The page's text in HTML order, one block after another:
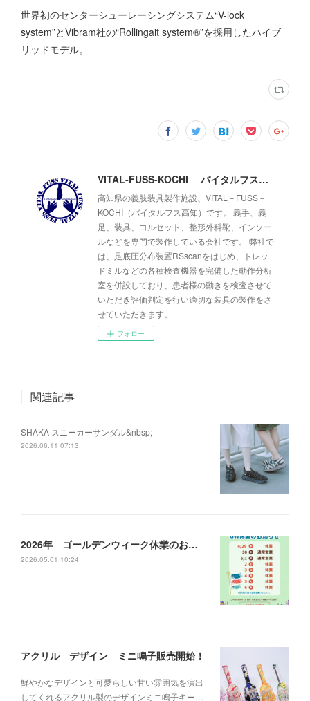
世界初のセンターシューレーシングシステム“V-lock
system”とVibram社の“Rollingait system®”を採用したハイブ
リッドモデル。
VITAL-FUSS-KOCHI バイタルフス高知
高知県の義肢装具製作施設、VITAL－FUSS－
KOCHI（バイタルフス高知）です。 義手、義
足、装具、コルセット、整形外科靴、インソー
ルなどを専門で製作している会社です。 弊社で
は、足底圧分布装置RSscanをはじめ、トレッ
ドミルなどの各種検査機器を完備した動作分析
室を併設しており、患者様の動きを検査させて
いただき評価判定を行い適切な装具の製作をさ
せていただきます。
フォロー
関連記事
SHAKA スニーカーサンダル&nbsp;
2026.06.11 07:13
2026年 ゴールデンウィーク休業のお知らせ
2026.05.01 10:24
アクリル デザイン ミニ鳴子販売開始！
鮮やかなデザインと可愛らしい甘い雰囲気を演出
してくれるアクリル製のデザインミニ鳴子キー…